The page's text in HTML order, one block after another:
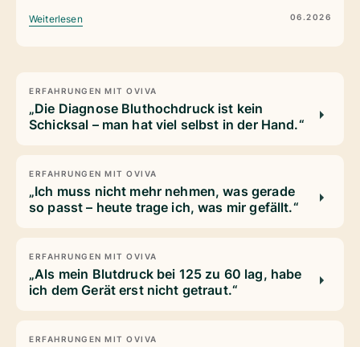
Weiterlesen 06.2026
ERFAHRUNGEN MIT OVIVA
„Die Diagnose Bluthochdruck ist kein
Schicksal – man hat viel selbst in der Hand.“
ERFAHRUNGEN MIT OVIVA
„Ich muss nicht mehr nehmen, was gerade
so passt – heute trage ich, was mir gefällt.“
ERFAHRUNGEN MIT OVIVA
„Als mein Blutdruck bei 125 zu 60 lag, habe
ich dem Gerät erst nicht getraut.“
ERFAHRUNGEN MIT OVIVA